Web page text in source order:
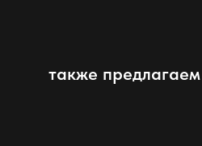
также